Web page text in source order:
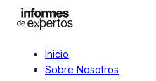
Inicio
Sobre Nosotros